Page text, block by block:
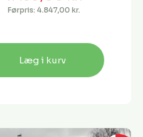
Førpris: 4.847,00 kr.
Læg i kurv